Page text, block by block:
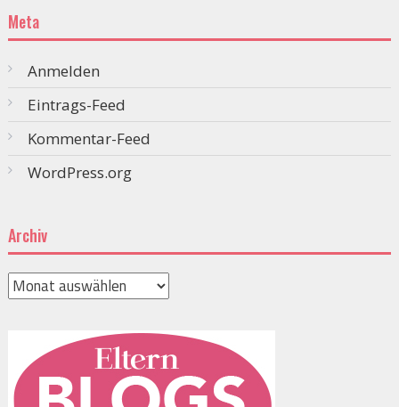
Meta
Anmelden
Eintrags-Feed
Kommentar-Feed
WordPress.org
Archiv
Archiv